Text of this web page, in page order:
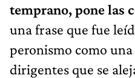
temprano, pone las
una frase que fue
peronismo como
dirigentes que se